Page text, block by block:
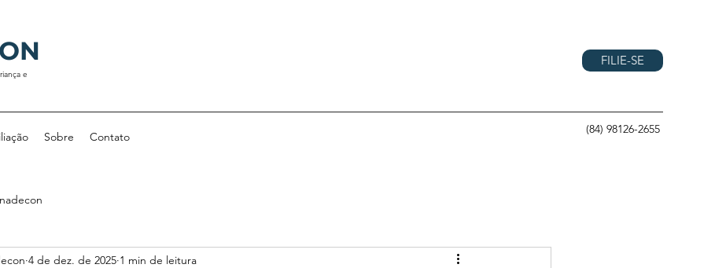
e
FILIE-SE
Sobre Contato
(84) 98126-2655
4 de dez. de 2025 1 min de leitura